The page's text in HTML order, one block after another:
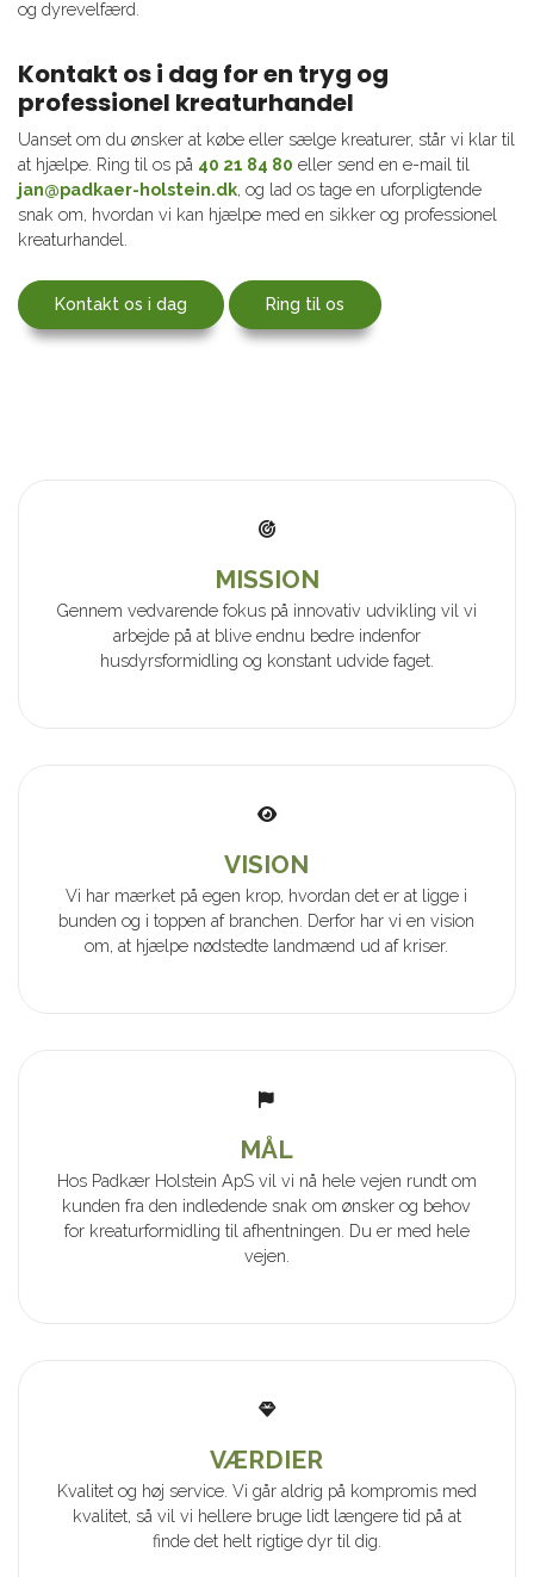
og dyrevelfærd.
Kontakt os i dag for en tryg og
professionel kreaturhandel
Uanset om du ønsker at købe eller sælge kreaturer, står vi klar til
at hjælpe. Ring til os på 40 21 84 80 eller send en e-mail til
jan@padkaer-holstein.dk, og lad os tage en uforpligtende
snak om, hvordan vi kan hjælpe med en sikker og professionel
kreaturhandel.
Kontakt os i dag Ring til os
MISSION
Gennem vedvarende fokus på innovativ udvikling vil vi
arbejde på at blive endnu bedre indenfor
husdyrsformidling og konstant udvide faget.
VISION
Vi har mærket på egen krop, hvordan det er at ligge i
bunden og i toppen af branchen. Derfor har vi en vision
om, at hjælpe nødstedte landmænd ud af kriser.
MÅL
Hos Padkær Holstein ApS vil vi nå hele vejen rundt om
kunden fra den indledende snak om ønsker og behov
for kreaturformidling til afhentningen. Du er med hele
vejen.
VÆRDIER
Kvalitet og høj service. Vi går aldrig på kompromis med
kvalitet, så vil vi hellere bruge lidt længere tid på at
finde det helt rigtige dyr til dig.